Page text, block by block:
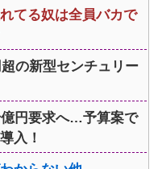
てる奴は全員バカで
の新型センチュリー
億円要求へ…予算案で
入！